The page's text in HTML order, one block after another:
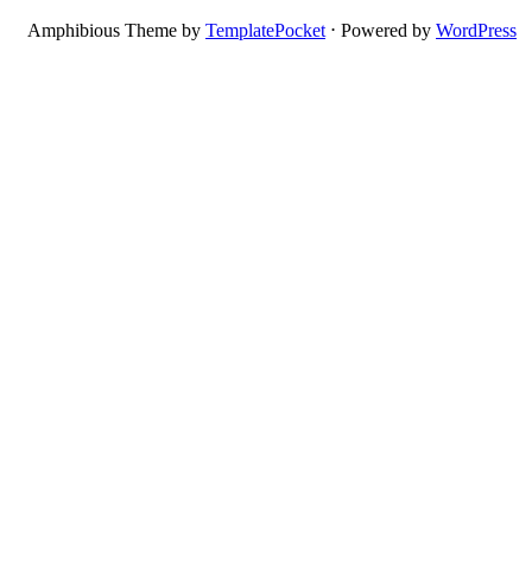
Amphibious Theme by TemplatePocket ⋅ Powered by WordPress